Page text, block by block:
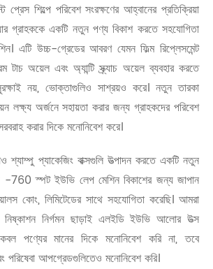
শিল্পে পরিবেশ সংরক্ষণের আহ্বানের প্রতিক্রিয়া
গ্রাহককে একটি নতুন পণ্য বিকাশ করতে সহযোগিতা
এটি উচ্চ-গ্রেডের আবরণ যেমন ফিল্ম রিপ্লেসমেন্ট
অয়েল এবং অ্যান্টি স্ক্র্যাচ অয়েল ব্যবহার করতে
নয়, ভোক্তাগুলিও সাশ্রয়ও করে। নতুন তারকা
লক্ষ্য অর্জনে সহায়তা করার জন্য গ্রাহকদের পরিবেশ
করার দিকে মনোনিবেশ করে।
প্যাকেজিং বাক্সগুলি উত্পাদন করতে একটি নতুন
স্পট ইউভি লেপ মেশিন বিকাশের জন্য জাপান
কোং, লিমিটেডের সাথে সহযোগিতা করেছি। আমরা
নিষ্কাশন নির্গমন ছাড়াই এলইডি ইউভি আলোর উত্স
পণ্যের মানের দিকে মনোনিবেশ করি না, তবে
আপগ্রেডগুলিতেও মনোনিবেশ করি।